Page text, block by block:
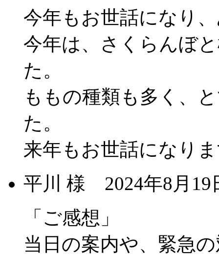
今年もお世話になり
今年は、さくらんぼ
た。
ももの種類も多く、
た。
来年もお世話になり
平川 様
2024年8月
「ご感想」
当日の案内や、緊急